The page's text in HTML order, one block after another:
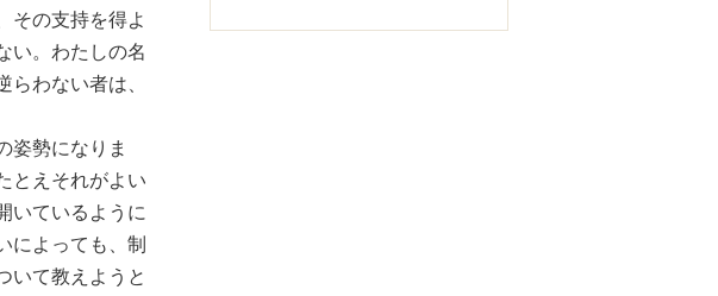
その支持を得よ
い。わたしの名
わない者は、
姿勢になりま
とえそれがよい
いているように
によっても、制
いて教えようと